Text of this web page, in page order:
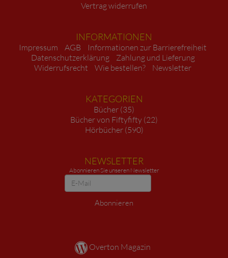
Vertrag widerrufen
INFORMATIONEN
Impressum AGB
Informationen zur Barrierefreiheit
Datenschutzerklärung
Zahlung und Lieferung
Widerrufsrecht
Wie bestellen? Newsletter
KATEGORIEN
Bücher (35)
Bücher von Fiftyfifty (22)
Hörbücher (590)
NEWSLETTER
Abonnieren Sie unseren Newsletter
Newsletter
Abonnieren
Overton Magazin